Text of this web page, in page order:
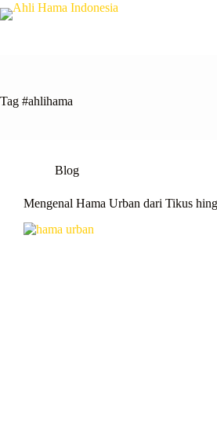
Tag #ahlihama
Blog
Mengenal Hama Urban dari Tikus